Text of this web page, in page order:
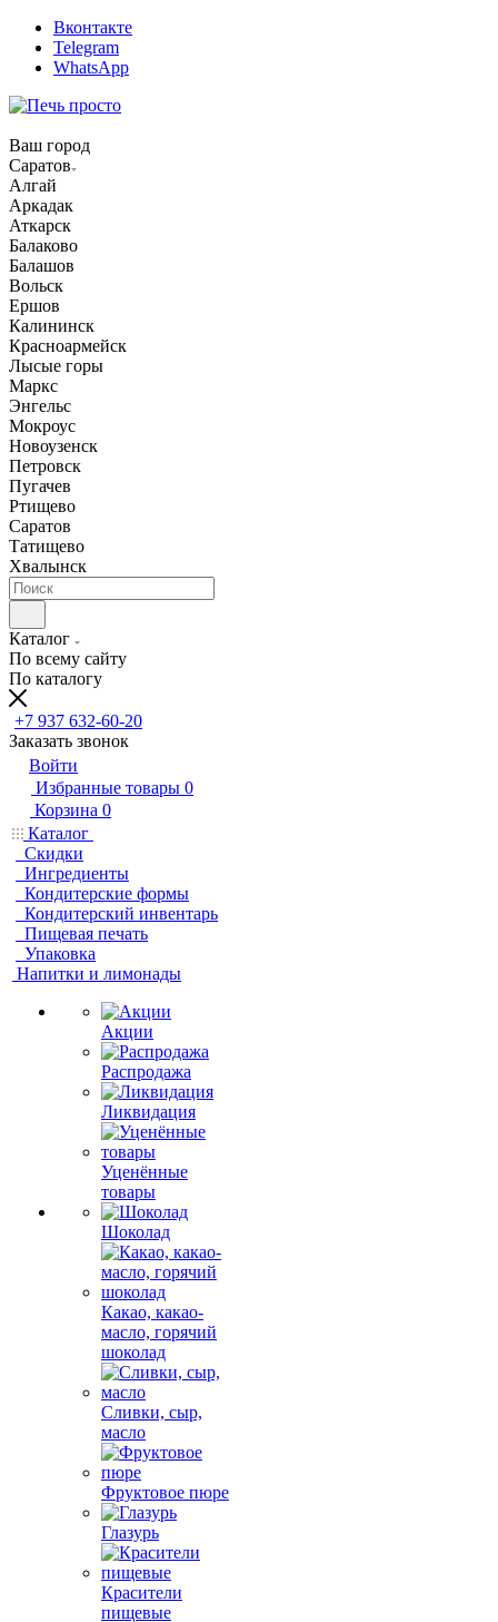
Вконтакте
Telegram
WhatsApp
Ваш город
Саратов
Алгай
Аркадак
Аткарск
Балаково
Балашов
Вольск
Ершов
Калининск
Красноармейск
Лысые горы
Маркс
Энгельс
Мокроус
Новоузенск
Петровск
Пугачев
Ртищево
Саратов
Татищево
Хвалынск
Каталог
По всему сайту
По каталогу
+7 937 632-60-20
Заказать звонок
Войти
Избранные товары 0
Корзина 0
Каталог
Скидки
Ингредиенты
Кондитерские формы
Кондитерский инвентарь
Пищевая печать
Упаковка
Напитки и лимонады
Акции
Распродажа
Ликвидация
Уценённые
товары
Шоколад
Какао, какао-
масло, горячий
шоколад
Сливки, сыр,
масло
Фруктовое пюре
Глазурь
Красители
пищевые